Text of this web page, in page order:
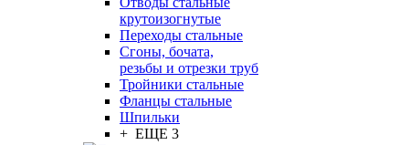
крутоизогнутые
Переходы стальные
Сгоны, бочата,
резьбы и отрезки труб
Тройники стальные
Фланцы стальные
Шпильки
+ ЕЩЕ 3